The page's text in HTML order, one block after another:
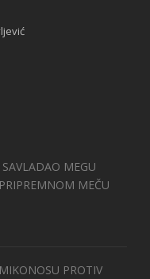
MEGU
MEČU
PROTIV